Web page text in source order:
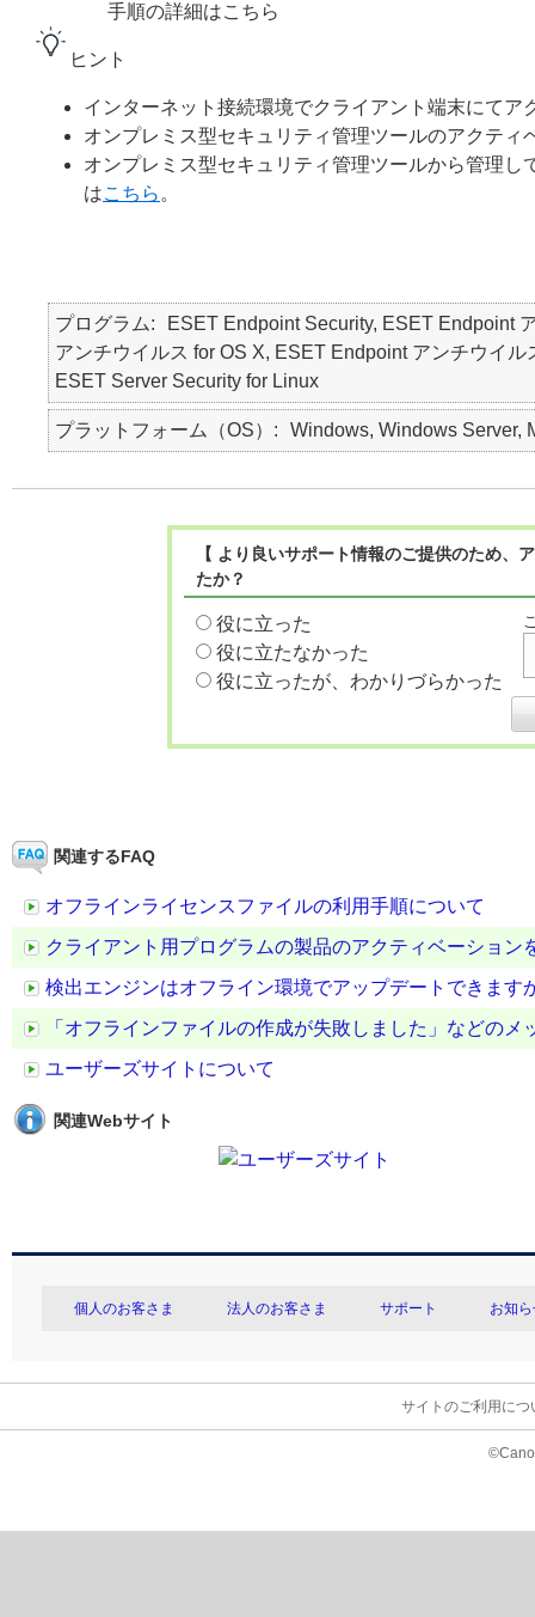
手順の詳細はこちら
ヒント
インターネット接続環境でクライアント端末にてア
オンプレミス型セキュリティ管理ツールのアクティ
オンプレミス型セキュリティ管理ツールから管理
はこちら 。
プログラム
ESET Endpoint Security, ESET Endpoint
アンチウイルス for OS X, ESET Endpoint アンチウイ
ESET Server Security for Linux
プラットフォーム（OS） Windows, Windows Server,
【 より良いサポート情報のご提供のため
たか？
役に立った
役に立たなかった
役に立ったが、わかりづらかった
関連するFAQ
オフラインライセンスファイルの利用手順について
クライアント用プログラムの製品のアクティベーション
検出エンジンはオフライン環境でアップデートできます
「オフラインファイルの作成が失敗しました」などの
ユーザーズサイトについて
関連Webサイト
個人のお客さま 法人のお客さま サポート お知
サイトのご利用につ